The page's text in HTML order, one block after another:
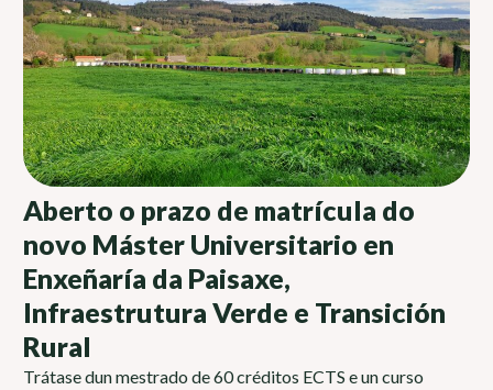
Aberto o prazo de matrícula do
novo Máster Universitario en
Enxeñaría da Paisaxe,
Infraestrutura Verde e Transición
Rural
Trátase dun mestrado de 60 créditos ECTS e un curso